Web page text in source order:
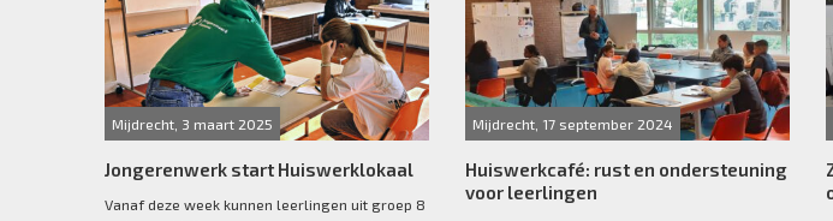
Mijdrecht, 3 maart 2025
Jongerenwerk start Huiswerklokaal
Vanaf deze week kunnen leerlingen uit groep 8
Mijdrecht, 17 september 2024
Huiswerkcafé: rust en ondersteuning
voor leerlingen